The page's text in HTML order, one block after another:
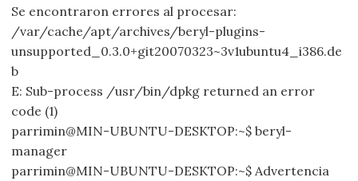
Se encontraron errores al procesar:
/var/cache/apt/archives/beryl-plugins-
unsupported_0.3.0+git20070323~3v1ubuntu4_i386.de
b
E: Sub-process /usr/bin/dpkg returned an error
code (1)
parrimin@MIN-UBUNTU-DESKTOP:~$ beryl-
manager
parrimin@MIN-UBUNTU-DESKTOP:~$ Advertencia